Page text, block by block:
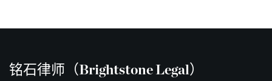
铭石律师（Brightstone Legal）